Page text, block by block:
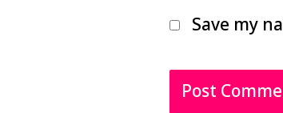
Save my